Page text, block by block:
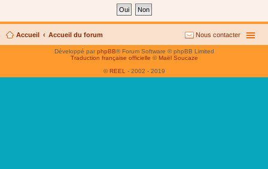
Accueil Accueil du forum Nous contacter
Développé parphpBB® Forum Software © phpBB Limited
Traduction française officielle © Maël Soucaze
© REEL - 2002 - 2019